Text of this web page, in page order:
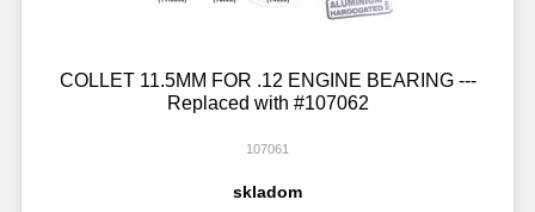
COLLET 11.5MM FOR .12 ENGINE BEARING ---
Replaced with #107062
107061
skladom